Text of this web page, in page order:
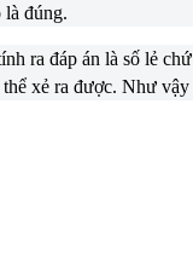
là đúng.
ra đáp án là số lẻ
xẻ ra được. Như